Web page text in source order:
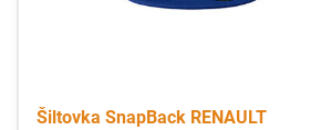
Šiltovka SnapBack RENAULT